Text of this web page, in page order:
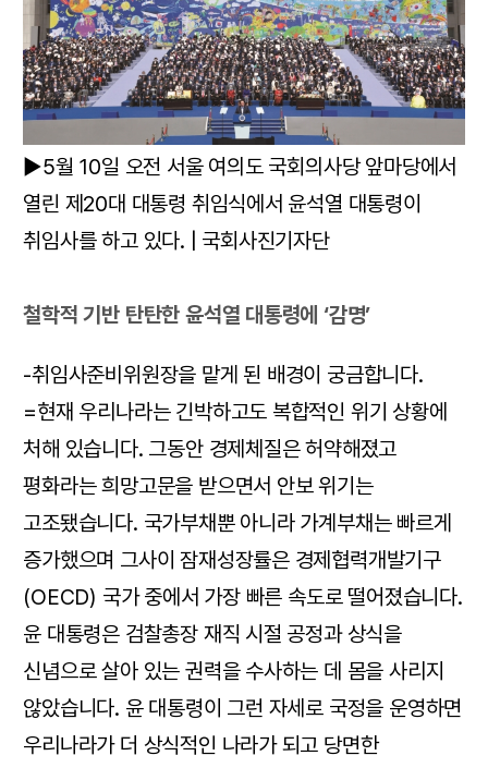
▶5월 10일 오전 서울 여의도 국회의사당 앞마당에서
열린 제20대 대통령 취임식에서 윤석열 대통령이
취임사를 하고 있다. | 국회사진기자단
철학적 기반 탄탄한 윤석열 대통령에 ‘감명’
-취임사준비위원장을 맡게 된 배경이 궁금합니다.
=현재 우리나라는 긴박하고도 복합적인 위기 상황에
처해 있습니다. 그동안 경제체질은 허약해졌고
평화라는 희망고문을 받으면서 안보 위기는
고조됐습니다. 국가부채뿐 아니라 가계부채는 빠르게
증가했으며 그사이 잠재성장률은 경제협력개발기구
(OECD) 국가 중에서 가장 빠른 속도로 떨어졌습니다.
윤 대통령은 검찰총장 재직 시절 공정과 상식을
신념으로 살아 있는 권력을 수사하는 데 몸을 사리지
않았습니다. 윤 대통령이 그런 자세로 국정을 운영하면
우리나라가 더 상식적인 나라가 되고 당면한